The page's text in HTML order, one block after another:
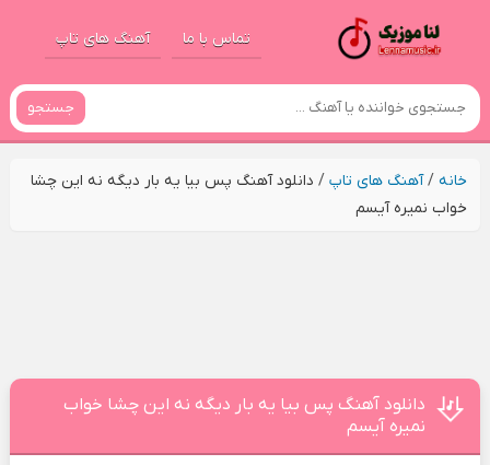
تماس با ما آهنگ های تاپ
جستجو
خانه/آهنگ های تاپ/ دانلود آهنگ پس بیا یه بار دیگه نه این چشا
خواب نمیره آیسم
دانلود آهنگ پس بیا یه بار دیگه نه این چشا خواب
نمیره آیسم